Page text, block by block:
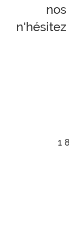
1